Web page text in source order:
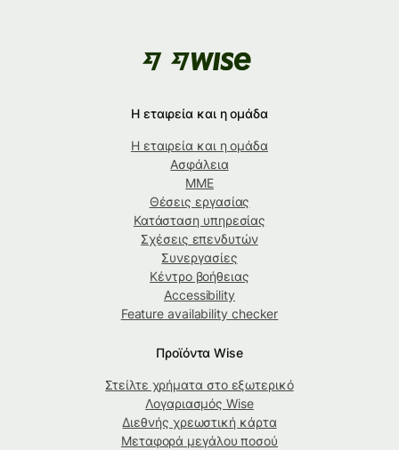
Η εταιρεία και η ομάδα
Η εταιρεία και η ομάδα
Ασφάλεια
ΜΜΕ
Θέσεις εργασίας
Κατάσταση υπηρεσίας
Σχέσεις επενδυτών
Συνεργασίες
Κέντρο βοήθειας
Accessibility
Feature availability checker
Προϊόντα Wise
Στείλτε χρήματα στο εξωτερικό
Λογαριασμός Wise
Διεθνής χρεωστική κάρτα
Μεταφορά μεγάλου ποσού